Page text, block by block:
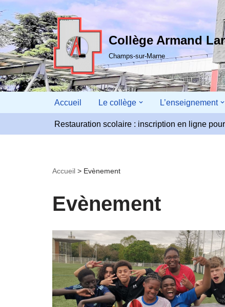
Aller
au
contenu
Collège Armand
Champs-sur-Marne
Accueil Le collège L’enseignement
Restauration scolaire : inscription en ligne
Accueil > Evènement
Evènement